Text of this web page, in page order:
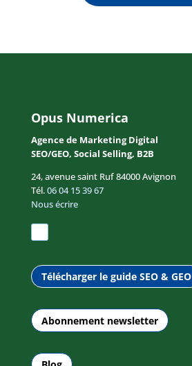
Opus Numerica
Agence de Marketing Digital
SEO/GEO, Social Selling, B2B
24, avenue saint Ruf 84000 Avignon
Tél.06 04 15 39 67
Nous écrire
Télécharger le guide SEO & GEO
Abonnement newsletter